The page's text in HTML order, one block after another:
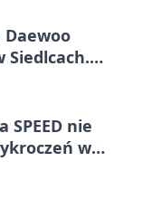
Daewoo
Siedlcach.
SPEED nie
w